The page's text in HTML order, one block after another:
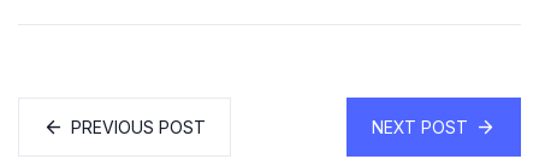
PREVIOUS POST NEXT POST